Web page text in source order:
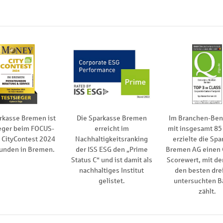
Bremen ist
beim FOCUS-
CityContest 2024
in Bremen.
Die Sparkasse Bremen
erreicht im
Nachhaltigkeitsranking
der ISS ESG den „Prime
Status C“ und ist damit als
nachhaltiges Institut
gelistet.
Im Branchen-
mit insgesamt 85
erzielte die
Bremen AG einen
Scorewert, mit
den besten
untersuchten
zählt.